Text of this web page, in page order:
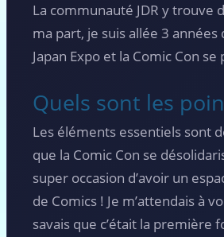
La communauté JDR y trouve
ma part, je suis allée 3 années
Japan Expo et la Comic Con
Quels sont les
Les éléments essentiels sont
que la Comic Con se
super occasion d’avoir un
de Comics ! Je m’attendais à
savais que c’était la première